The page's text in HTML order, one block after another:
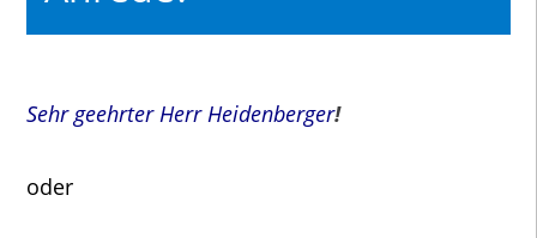
Sehr geehrter Herr Heidenberger!
oder